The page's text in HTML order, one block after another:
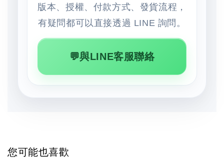
版本、授權、付款方式、發貨流程，
有疑問都可以直接透過 LINE 詢問。
💬與LINE客服聯絡
您可能也喜歡